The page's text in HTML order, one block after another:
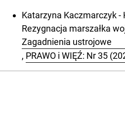
Katarzyna Kaczmarczyk -
Rezygnacja marszałka
Zagadnienia ustrojowe
, PRAWO i WIĘŹ: Nr 35